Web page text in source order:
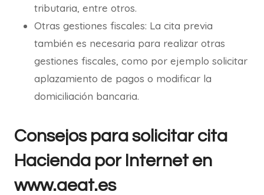
tributaria, entre otros.
Otras gestiones fiscales: La cita previa
también es necesaria para realizar otras
gestiones fiscales, como por ejemplo solicitar
aplazamiento de pagos o modificar la
domiciliación bancaria.
Consejos para solicitar cita
Hacienda por Internet en
www.aeat.es